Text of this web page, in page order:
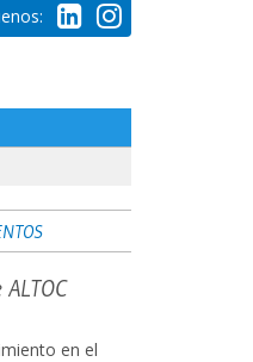
en el